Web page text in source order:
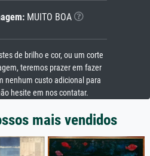
MUITO BOA
de brilho e cor, ou um corte
teremos prazer em fazer
nenhum custo adicional para
hesite em nos contatar.
mais vendidos